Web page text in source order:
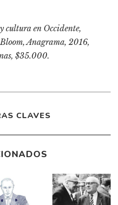
cultura en Occidente,
Anagrama, 2016,
$35.000.
CLAVES